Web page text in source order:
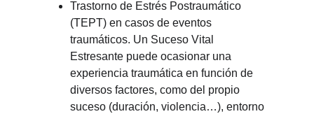
Trastorno de Estrés Postraumático
(TEPT) en casos de eventos
traumáticos. Un Suceso Vital
Estresante puede ocasionar una
experiencia traumática en función de
diversos factores, como del propio
suceso (duración, violencia…), entorno